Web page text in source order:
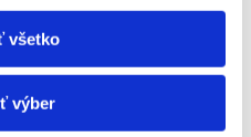
všetko
výber
pohľad jednoduchá
možností a rozhodnutí.
aký typ klimatizácie
príkladoch ilustrujeme,